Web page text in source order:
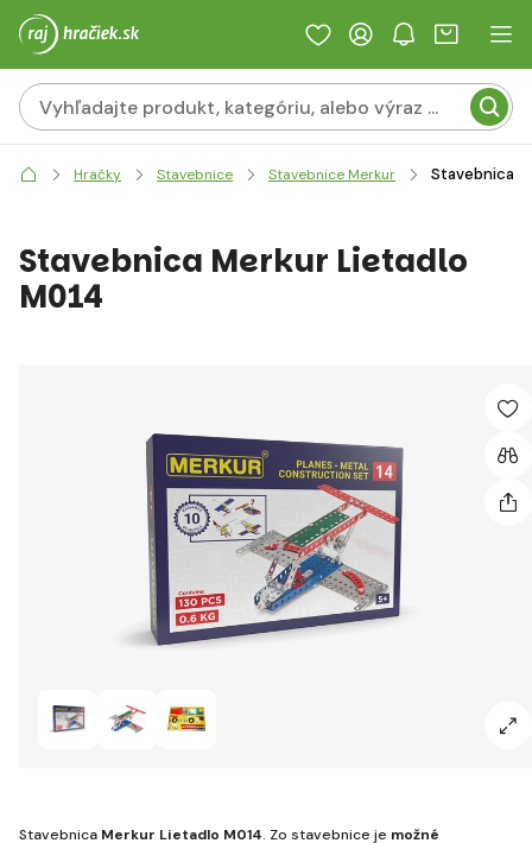
Hračky Stavebnice Stavebnice Merkur Stavebnica
Stavebnica Merkur Lietadlo
M014
Stavebnica Merkur Lietadlo M014. Zo stavebnice je možné